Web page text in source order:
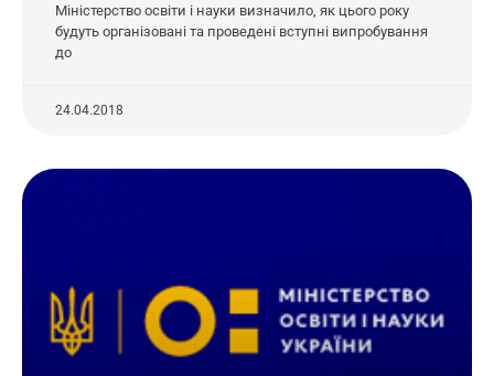
Міністерство освіти і науки визначило, як цього року
будуть організовані та проведені вступні випробування
до
24.04.2018